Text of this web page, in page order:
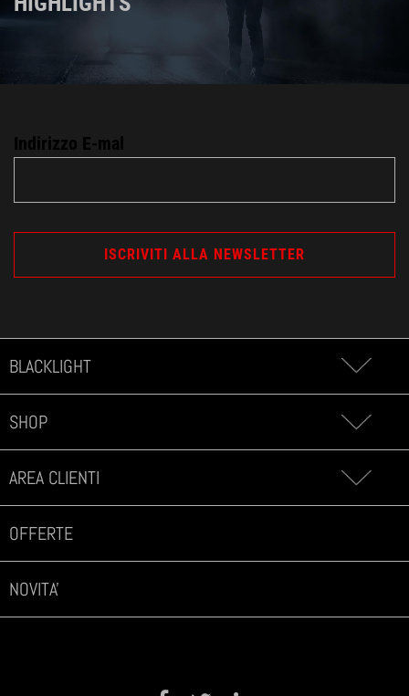
Indirizzo E-mal
BLACKLIGHT
SHOP
AREA CLIENTI
OFFERTE
NOVITA'